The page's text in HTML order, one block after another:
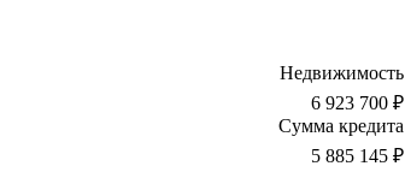
Недвижимость
6 923 700 ₽
Сумма кредита
5 885 145 ₽